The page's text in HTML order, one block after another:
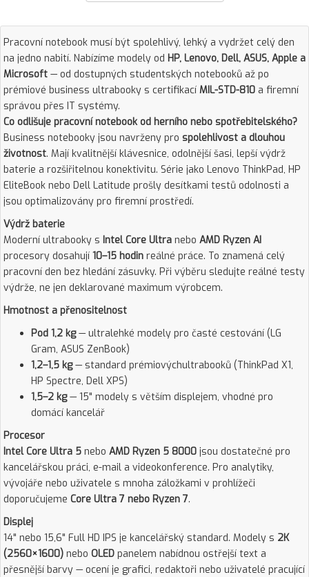
Pracovní notebook musí být spolehlivý, lehký a vydržet celý den
na jedno nabití. Nabízíme modely od HP, Lenovo, Dell, ASUS, Apple a
Microsoft — od dostupných studentských notebooků až po
prémiové business ultrabooky s certifikací MIL-STD-810 a firemní
správou přes IT systémy.
Co odlišuje pracovní notebook od herního nebo spotřebitelského?
Business notebooky jsou navrženy pro spolehlivost a dlouhou
životnost. Mají kvalitnější klávesnice, odolnější šasi, lepší výdrž
baterie a rozšiřitelnou konektivitu. Série jako Lenovo ThinkPad, HP
EliteBook nebo Dell Latitude prošly desítkami testů odolnosti a
jsou optimalizovány pro firemní prostředí.
Výdrž baterie
Moderní ultrabooky s Intel Core Ultra nebo AMD Ryzen AI
procesory dosahují 10–15 hodin reálné práce. To znamená celý
pracovní den bez hledání zásuvky. Při výběru sledujte reálné testy
výdrže, ne jen deklarované maximum výrobcem.
Hmotnost a přenositelnost
Pod 1,2 kg— ultralehké modely pro časté cestování (LG
Gram, ASUS ZenBook)
1,2–1,5 kg— standard prémiovýchultrabooků (ThinkPad X1,
HP Spectre, Dell XPS)
1,5–2 kg— 15" modely s větším displejem, vhodné pro
domácí kancelář
Procesor
Intel Core Ultra 5 nebo AMD Ryzen 5 8000 jsou dostatečné pro
kancelářskou práci, e-mail a videokonference. Pro analytiky,
vývojáře nebo uživatele s mnoha záložkami v prohlížeči
doporučujeme Core Ultra 7 nebo Ryzen 7.
Displej
14" nebo 15,6" Full HD IPS je kancelářský standard. Modely s 2K
(2560×1600) nebo OLED panelem nabídnou ostřejší text a
přesnější barvy — ocení je grafici, redaktoři nebo uživatelé pracující